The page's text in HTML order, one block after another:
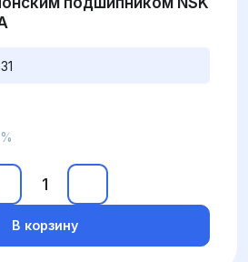
В корзину